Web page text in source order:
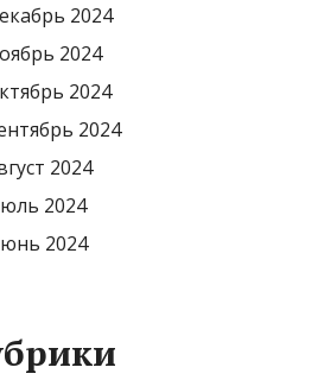
2024
2024
2024
2024
2024
2024
2024